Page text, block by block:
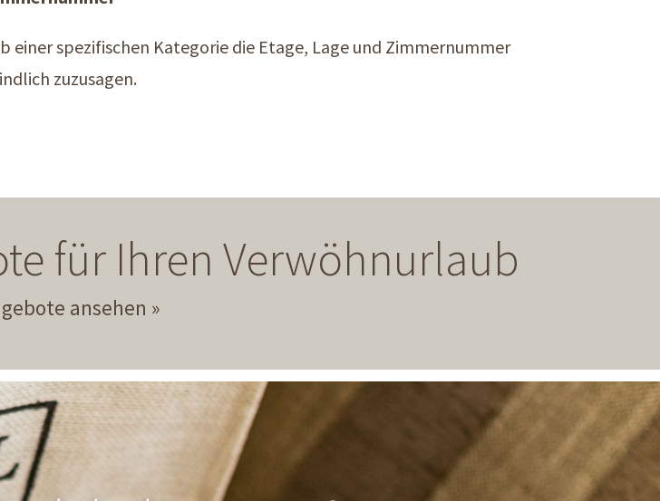
spezifischen Kategorie die Etage, Lage und Zimmernummer
zuzusagen.
für Ihren Verwöhnurlaub
ansehen